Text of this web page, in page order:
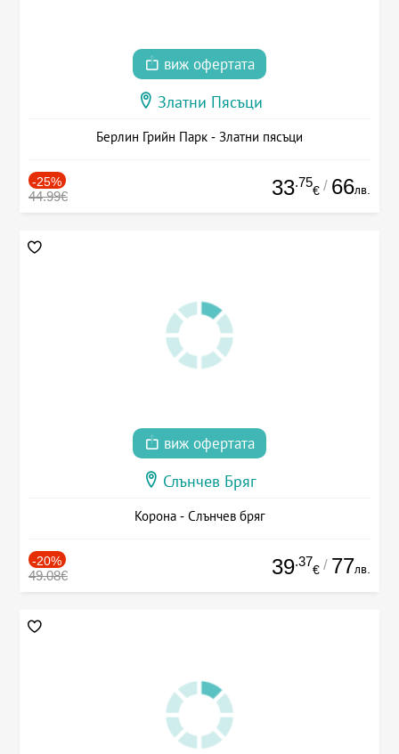
виж офертата
Златни Пясъци
Берлин Грийн Парк - Златни пясъци
-25%
44.99€ 33.75
€ / 66лв.
виж офертата
Слънчев Бряг
Корона - Слънчев бряг
-20%
49.08€ 39.37
€ / 77лв.